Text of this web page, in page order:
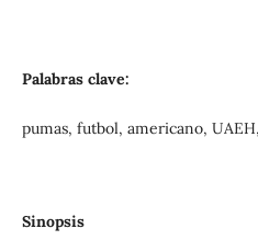
Palabras clave:
pumas, futbol, americano,
Sinopsis